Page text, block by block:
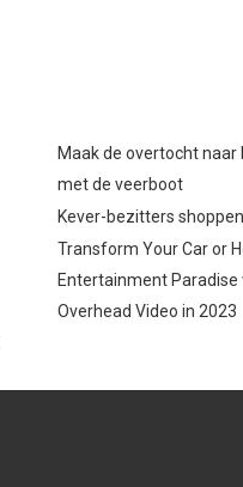
Maak de overtocht naar
met de veerboot
Kever-bezitters
Transform Your Car or
Entertainment
Overhead Video in 2023